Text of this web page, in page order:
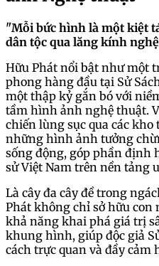
"Mỗi bức hình là một kiệt
dân tộc qua lăng kính
Hữu Phát nổi bật như một
phong hàng đầu tại Sử
một thập kỷ gắn bó với
tầm hình ảnh nghệ thuật.
chiến lùng sục qua các
những hình ảnh tưởng
sống động, góp phần
sử Việt Nam trên nền tảng
Là cây đa cây đề trong
Phát không chỉ sở hữu con
khả năng khai phá giá trị
khung hình, giúp độc giả
cách trực quan và đầy cảm